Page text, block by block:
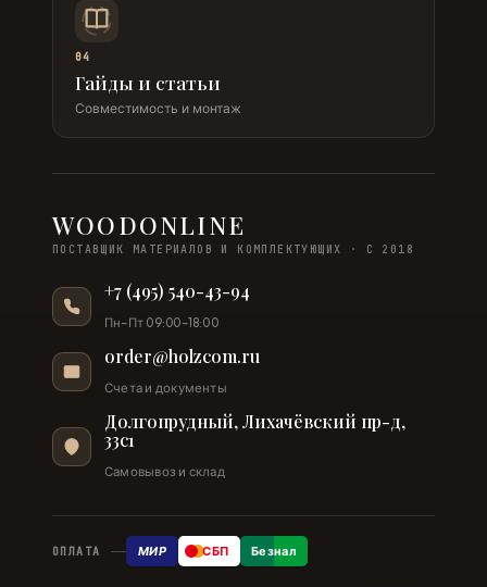
04
Гайды и статьи
Совместимость и монтаж
WOODONLINE
ПОСТАВЩИК МАТЕРИАЛОВ И КОМПЛЕКТУЮЩИХ · С 2018
+7 (495) 540-43-94
Пн–Пт 09:00–18:00
order@holzcom.ru
Счета и документы
Долгопрудный, Лихачёвский пр-д,
33с1
Самовывоз и склад
ОПЛАТА МИР СБП Безнал